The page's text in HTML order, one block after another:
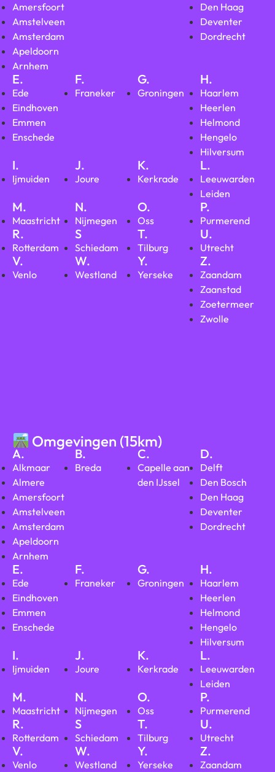
Amersfoort
Amstelveen
Amsterdam
Apeldoorn
Arnhem
Den Haag
Deventer
Dordrecht
E.
Ede
Eindhoven
Emmen
Enschede
F.
Franeker
G.
Groningen
H.
Haarlem
Heerlen
Helmond
Hengelo
Hilversum
I.
Ijmuiden
J.
Joure
K.
Kerkrade
L.
Leeuwarden
Leiden
M.
Maastricht
N.
Nijmegen
O.
Oss
P.
Purmerend
R.
Rotterdam
S
Schiedam
T.
Tilburg
U.
Utrecht
V.
Venlo
W.
Westland
Y.
Yerseke
Z.
Zaandam
Zaanstad
Zoetermeer
Zwolle
Omgevingen (15km)
A.
Alkmaar
Almere
Amersfoort
Amstelveen
Amsterdam
Apeldoorn
Arnhem
B.
Breda
C.
Capelle aan
den IJssel
D.
Delft
Den Bosch
Den Haag
Deventer
Dordrecht
E.
Ede
Eindhoven
Emmen
Enschede
F.
Franeker
G.
Groningen
H.
Haarlem
Heerlen
Helmond
Hengelo
Hilversum
I.
Ijmuiden
J.
Joure
K.
Kerkrade
L.
Leeuwarden
Leiden
M.
Maastricht
N.
Nijmegen
O.
Oss
P.
Purmerend
R.
Rotterdam
S
Schiedam
T.
Tilburg
U.
Utrecht
V.
Venlo
W.
Westland
Y.
Yerseke
Z.
Zaandam